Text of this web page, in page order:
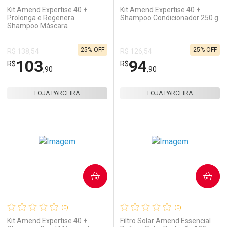
Ativar Desconto
Comprar sem Desconto
Por R$ 46,90/cada
Comprar sem Desconto
Por R$ 46,90/cada
Comprar sem Desconto
Por R$ 53,90/cada
Comprar sem Desconto
Por R$ 53,90/cada
Kit Amend Expertise 40 +
Prolonga e Regenera
Shampoo Máscara
R$ 138,54
R$103,90
25% OFF
Kit Amend Expertise 40 +
Shampoo Condicionador 250 g
R$ 126,54
R$94,90
25% OFF
(0)
Kit Amend Expertise 40 +
LOJA PARCEIRA
COMPRAR
(0)
Filtro Solar Amend Essencial
LOJA PARCEIRA
COMPRAR